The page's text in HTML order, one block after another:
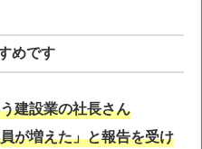
めです
建設業の社長さん
が増えた」と報告を受け